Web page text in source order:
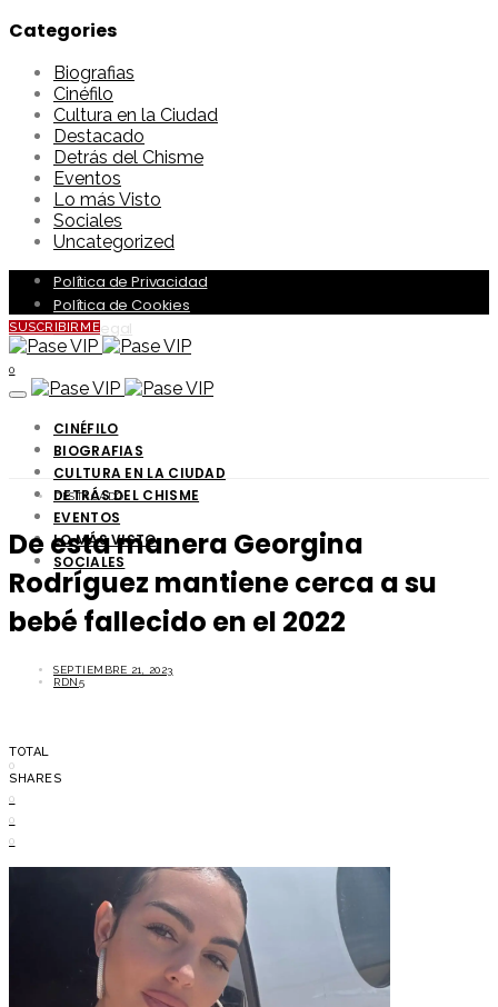
Categories
Biografias
Cinéfilo
Cultura en la Ciudad
Destacado
Detrás del Chisme
Eventos
Lo más Visto
Sociales
Uncategorized
Política de Privacidad
Política de Cookies
Aviso Legal
SUSCRIBIRME
0
CINÉFILO
BIOGRAFIAS
CULTURA EN LA CIUDAD
DETRÁS DEL CHISME
EVENTOS
LO MÁS VISTO
SOCIALES
DESTACADO
De esta manera Georgina
Rodríguez mantiene cerca a su
bebé fallecido en el 2022
SEPTIEMBRE 21, 2023
RDN5
TOTAL
0
SHARES
0
0
0